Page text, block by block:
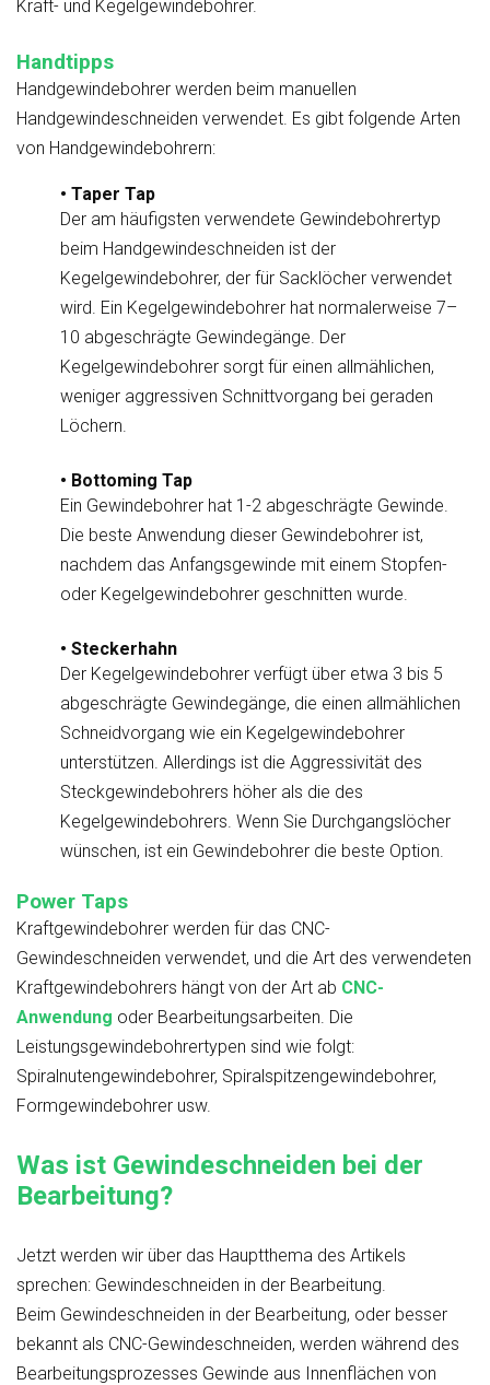
Kraft- und Kegelgewindebohrer.
Handtipps
Handgewindebohrer werden beim manuellen
Handgewindeschneiden verwendet. Es gibt folgende Arten
von Handgewindebohrern:
• Taper Tap
Der am häufigsten verwendete Gewindebohrertyp
beim Handgewindeschneiden ist der
Kegelgewindebohrer, der für Sacklöcher verwendet
wird. Ein Kegelgewindebohrer hat normalerweise 7–
10 abgeschrägte Gewindegänge. Der
Kegelgewindebohrer sorgt für einen allmählichen,
weniger aggressiven Schnittvorgang bei geraden
Löchern.
• Bottoming Tap
Ein Gewindebohrer hat 1-2 abgeschrägte Gewinde.
Die beste Anwendung dieser Gewindebohrer ist,
nachdem das Anfangsgewinde mit einem Stopfen-
oder Kegelgewindebohrer geschnitten wurde.
• Steckerhahn
Der Kegelgewindebohrer verfügt über etwa 3 bis 5
abgeschrägte Gewindegänge, die einen allmählichen
Schneidvorgang wie ein Kegelgewindebohrer
unterstützen. Allerdings ist die Aggressivität des
Steckgewindebohrers höher als die des
Kegelgewindebohrers. Wenn Sie Durchgangslöcher
wünschen, ist ein Gewindebohrer die beste Option.
Power Taps
Kraftgewindebohrer werden für das CNC-
Gewindeschneiden verwendet, und die Art des verwendeten
Kraftgewindebohrers hängt von der Art ab CNC-
Anwendung oder Bearbeitungsarbeiten. Die
Leistungsgewindebohrertypen sind wie folgt:
Spiralnutengewindebohrer, Spiralspitzengewindebohrer,
Formgewindebohrer usw.
Was ist Gewindeschneiden bei der
Bearbeitung?
Jetzt werden wir über das Hauptthema des Artikels
sprechen: Gewindeschneiden in der Bearbeitung.
Beim Gewindeschneiden in der Bearbeitung, oder besser
bekannt als CNC-Gewindeschneiden, werden während des
Bearbeitungsprozesses Gewinde aus Innenflächen von